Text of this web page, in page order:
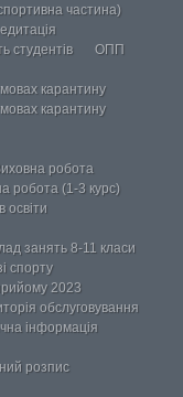
частина)
студентів
ОПП
карантину
карантину
робота
робота (1-3 курс)
освіти
занять 8-11 класи
спорту
2023
обслуговування
інформація
розпис